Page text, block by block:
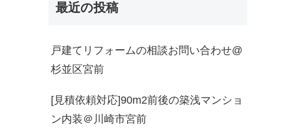
最近の投稿
戸建てリフォームの相談お問い合わせ@
杉並区宮前
[見積依頼対応]90m2前後の築浅マンショ
ン内装＠川崎市宮前